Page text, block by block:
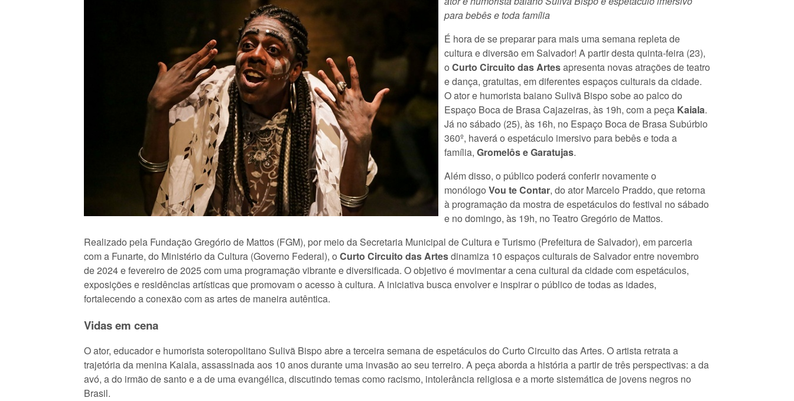
para bebês e toda família
É hora de se preparar para mais uma semana repleta de
cultura e diversão em Salvador! A partir desta quinta-feira (23),
o Curto Circuito das Artesapresenta novas atrações de teatro
e dança, gratuitas, em diferentes espaços culturais da cidade.
O ator e humorista baiano Sulivã Bispo sobe ao palco do
Espaço Boca de Brasa Cajazeiras, às 19h, com a peça Kaiala.
Já no sábado (25), às 16h, no Espaço Boca de Brasa Subúrbio
360º, haverá o espetáculo imersivo para bebês e toda a
família, Gromelôs e Garatujas.
Além disso, o público poderá conferir novamente o
monólogo Vou te Contar, do ator Marcelo Praddo, que retorna
à programação da mostra de espetáculos do festival no sábado
e no domingo, às 19h, no Teatro Gregório de Mattos.
Realizado pela Fundação Gregório de Mattos (FGM), por meio da Secretaria Municipal de Cultura e Turismo (Prefeitura de Salvador), em parceria
com a Funarte, do Ministério da Cultura (Governo Federal), o Curto Circuito das Artesdinamiza 10 espaços culturais de Salvador entre novembro
de 2024 e fevereiro de 2025 com uma programação vibrante e diversificada. O objetivo é movimentar a cena cultural da cidade com espetáculos,
exposições e residências artísticas que promovam o acesso à cultura. A iniciativa busca envolver e inspirar o público de todas as idades,
fortalecendo a conexão com as artes de maneira autêntica.
Vidas em cena
O ator, educador e humorista soteropolitano Sulivã Bispo abre a terceira semana de espetáculos do Curto Circuito das Artes. O artista retrata a
trajetória da menina Kaiala, assassinada aos 10 anos durante uma invasão ao seu terreiro. A peça aborda a história a partir de três perspectivas: a da
avó, a do irmão de santo e a de uma evangélica, discutindo temas como racismo, intolerância religiosa e a morte sistemática de jovens negros no
Brasil.